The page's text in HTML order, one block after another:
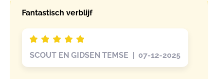
Fantastisch verblijf
SCOUT EN GIDSEN TEMSE | 07-12-2025